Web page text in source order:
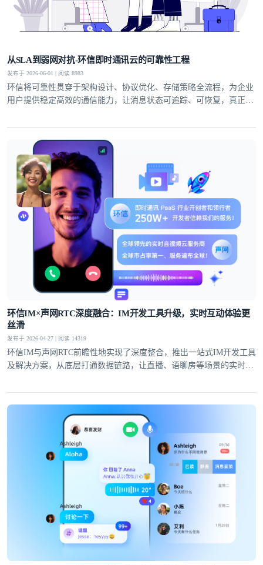
从SLA到弱网对抗-环信即时通讯云的可靠性工程
发布于 2026-06-01 | 阅读 8983
环信将可靠性贯穿于架构设计、协议优化、存储策略全流程，为企业
用户提供稳定高效的通信能力，让消息状态可追踪、可恢复，真正实
环信IM×声网RTC深度融合：IM开发工具升级，实时互动体验更
丝滑
发布于 2026-04-27 | 阅读 14319
环信IM与声网RTC前瞻性地实现了深度整合，推出一站式IM开发工具
及解决方案，从底层打通数据链路，让直播、语聊房等场景的实时互
我已阅读并同意 通讯云服务条款和 通讯云隐私政策
提交
不了，谢谢
登录客服云